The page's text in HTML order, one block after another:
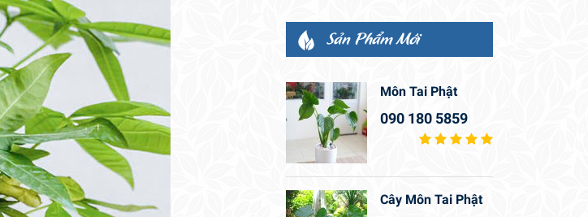
Sản Phẩm Mới
Môn Tai Phật
090 180 5859
Cây Môn Tai Phật